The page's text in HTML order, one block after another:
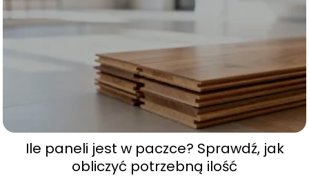
Ile paneli jest w paczce? Sprawdź, jak
obliczyć potrzebną ilość